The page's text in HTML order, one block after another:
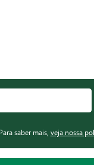
saber mais, veja nossa